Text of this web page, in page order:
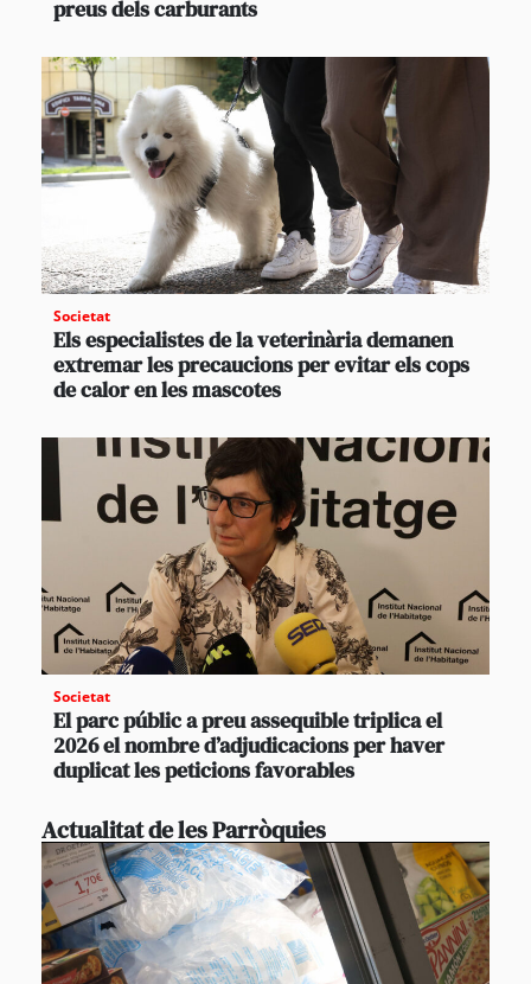
preus dels carburants
Societat
Els especialistes de la veterinària demanen
extremar les precaucions per evitar els cops
de calor en les mascotes
Societat
El parc públic a preu assequible triplica el
2026 el nombre d’adjudicacions per haver
duplicat les peticions favorables
Actualitat de les Parròquies